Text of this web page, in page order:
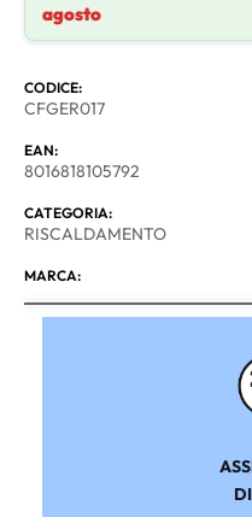
agosto
CODICE:
CFGER017
EAN:
8016818105792
CATEGORIA:
RISCALDAMENTO
MARCA: